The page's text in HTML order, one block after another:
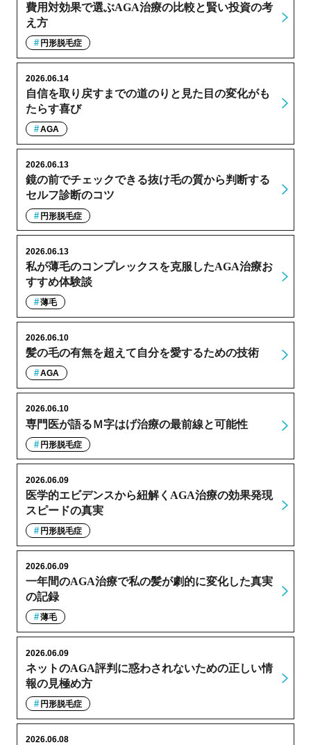
費用対効果で選ぶAGA治療の比較と賢い投資の考
え方
円形脱毛症
自信を取り戻すまでの道のりと見た目の変化がも
たらす喜び
2026.06.14
AGA
鏡の前でチェックできる抜け毛の質から判断する
セルフ診断のコツ
2026.06.13
円形脱毛症
私が薄毛のコンプレックスを克服したAGA治療お
すすめ体験談
2026.06.13
薄毛
髪の毛の有無を超えて自分を愛するための技術
2026.06.10
AGA
専門医が語るＭ字はげ治療の最前線と可能性
2026.06.10
円形脱毛症
医学的エビデンスから紐解くAGA治療の効果発現
スピードの真実
2026.06.09
円形脱毛症
一年間のAGA治療で私の髪が劇的に変化した真実
の記録
2026.06.09
薄毛
ネットのAGA評判に惑わされないための正しい情
報の見極め方
2026.06.09
円形脱毛症
2026.06.08